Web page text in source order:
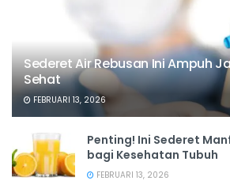
Sederet Air Rebusan Ini Ampuh
Sehat
FEBRUARI 13, 2026
Penting! Ini Sederet
bagi Kesehatan Tubuh
FEBRUARI 13, 2026